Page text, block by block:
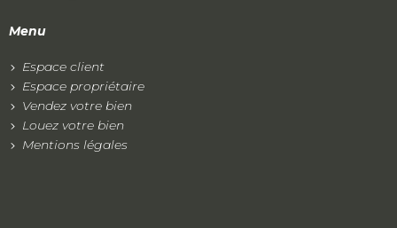
Menu
Espace client
Espace propriétaire
Vendez votre bien
Louez votre bien
Mentions légales